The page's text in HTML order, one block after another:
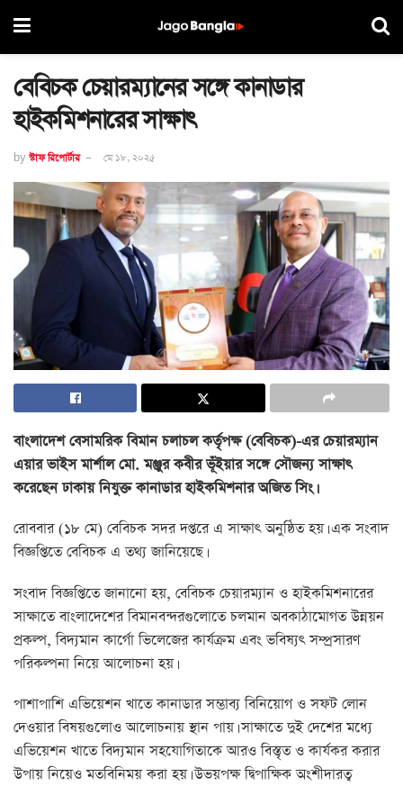
বেবিচক চেয়ারম্যানের সঙ্গে কানাডার
হাইকমিশনারের সাক্ষাৎ
by স্টাফ রিপোর্টার মে ১৮, ২০২৫
বাংলাদেশ বেসামরিক বিমান চলাচল কর্তৃপক্ষ (বেবিচক)-এর চেয়ারম্যান
এয়ার ভাইস মার্শাল মো. মঞ্জুর কবীর ভূঁইয়ার স‌ঙ্গে সৌজন্য সাক্ষাৎ
করেছেন ঢাকায় নিযুক্ত কানাডার হাইকমিশনার অজিত সিং।
রোববার (১৮ মে) বেবিচক সদর দপ্তরে এ সাক্ষাৎ অনু‌ষ্ঠিত হয়। এক সংবাদ
বিজ্ঞ‌প্তি‌তে বে‌বিচক এ তথ্য জানিয়েছে।
সংবাদ বিজ্ঞ‌প্তি‌তে জানা‌নো হয়, বে‌বিচক চেয়ারম্যান ও হাইক‌মিশনা‌রের
সাক্ষা‌তে বাংলাদেশের বিমানবন্দরগুলোতে চলমান অবকাঠামোগত উন্নয়ন
প্রকল্প, বিদ্যমান কার্গো ভিলেজের কার্যক্রম এবং ভবিষ্যৎ সম্প্রসারণ
পরিকল্পনা নিয়ে আলোচনা হয়।
পাশাপাশি এভিয়েশন খাতে কানাডার সম্ভাব্য বিনিয়োগ ও সফট লোন
দেওয়ার বিষয়গুলোও আলোচনায় স্থান পায়। সাক্ষাতে দুই দেশের মধ্যে
এভিয়েশন খাতে বিদ্যমান সহযোগিতাকে আরও বিস্তৃত ও কার্যকর করার
উপায় নিয়েও মতবিনিময় করা হয়। উভয়পক্ষ দ্বিপাক্ষিক অংশীদারত্ব